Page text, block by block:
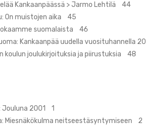
elää Kankaanpäässä > Jarmo Lehtilä 44
On muistojen aika 45
suomalaista 46
Kankaanpää uudella vuosituhannella
koulun joulukirjoituksia ja piirustuksia 48
Jouluna 2001 1
Miesnäkökulma neitseestäsyntymiseen 2